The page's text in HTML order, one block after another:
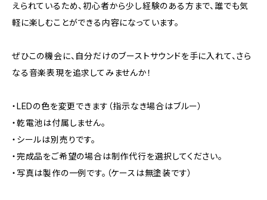
えられているため、初心者から少し経験のある方まで、誰でも気
軽に楽しむことができる内容になっています。
ぜひこの機会に、自分だけのブーストサウンドを手に入れて、さら
なる音楽表現を追求してみませんか！
・LEDの色を変更できます（指示なき場合はブルー）
・乾電池は付属しません。
・シールは別売りです。
・完成品をご希望の場合は制作代行を選択してください。
・写真は製作の一例です。（ケースは無塗装です）